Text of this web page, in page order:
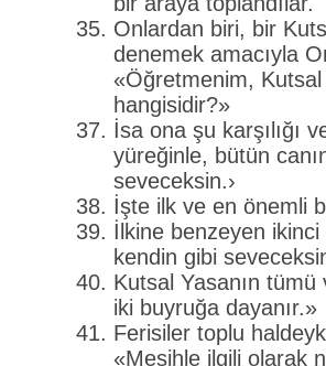
Onlardan biri, bir
denemek amacıyla
«Öğretmenim,
hangisidir?»
İsa ona şu karşılığı
yüreğinle, bütün
seveceksin.›
İşte ilk ve en önemli
İlkine benzeyen
kendin gibi
Kutsal Yasanın
iki buyruğa dayanır.»
Ferisiler toplu
«Mesihle ilgili olarak